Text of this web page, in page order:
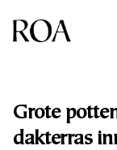
Grote
dakterras